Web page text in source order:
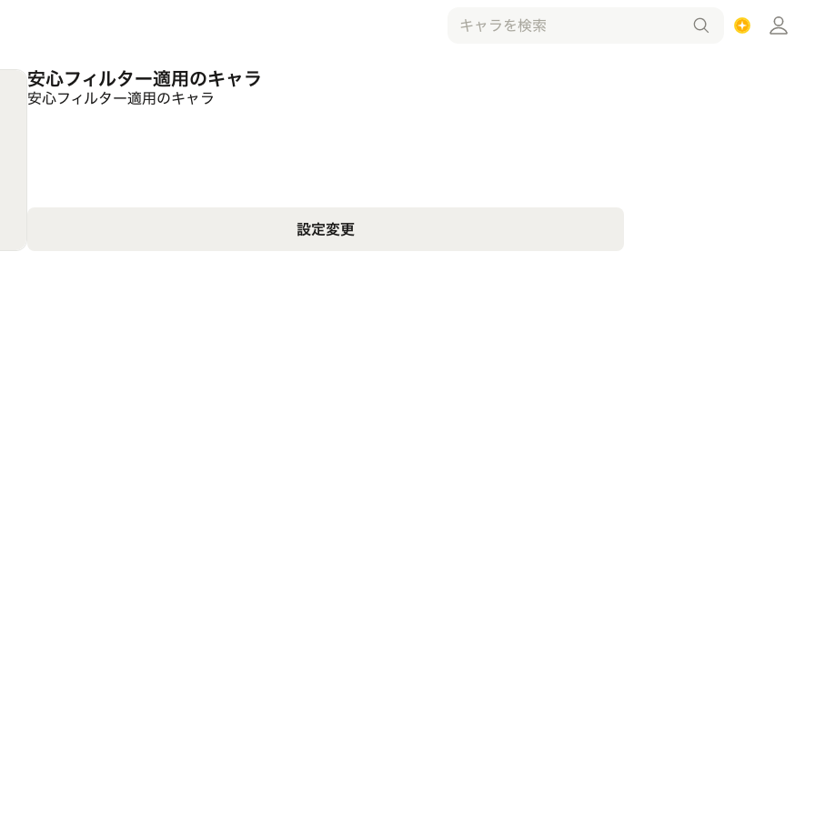
安心フィルター適用のキャラ
安心フィルター適用のキャラ
設定変更